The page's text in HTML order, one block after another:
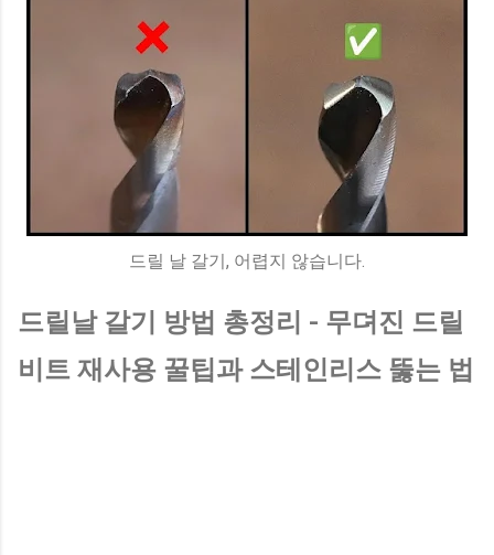
드릴 날 갈기, 어렵지 않습니다.
드릴날 갈기 방법 총정리 - 무뎌진 드릴
비트 재사용 꿀팁과 스테인리스 뚫는 법